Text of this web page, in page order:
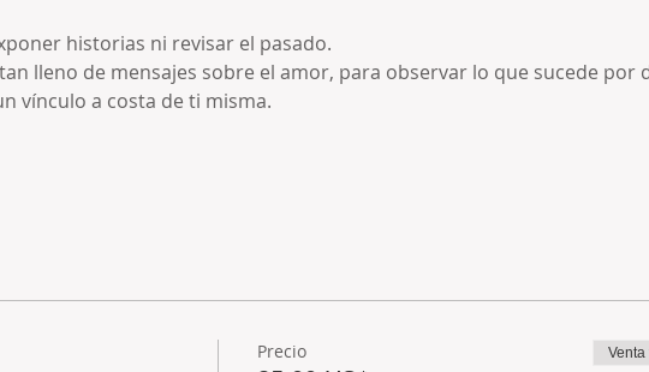
historias ni revisar el pasado.
lleno de mensajes sobre el amor, para observar lo que sucede por
vínculo a costa de ti misma.
Precio